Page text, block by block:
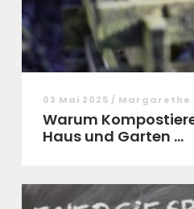
03 Mai 2025 /
Warum
Haus und Garten ...